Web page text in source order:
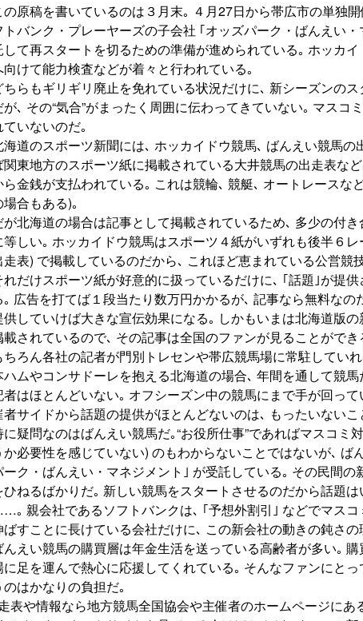
原稿を書いているのは３月末｡ ４月27日から帯広市の単独
トバンク・プレーヤーズの子会社 ｢オッズパーク・ばんえい
して再スタートを切るための準備が進められている｡ ホッカ
向けて能力検査などが着々と行われている｡
らもギリギリ廃止を免れている状況だけに､ 新シーズンの
が､ その“気合”がまったく周囲に伝わってきていない｡ マスコ
ていないのだ｡
道のスポーツ新聞には､ ホッカイドウ競馬､ ばんえい競馬の
関東地方のスポーツ紙に掲載されている大井競馬の出走表な
ら金銭が支払われている｡ これは競輪､ 競艇､ オートレースな
場合もある)｡
北海道の場合は記事として掲載されているため､ 多少の付
等しい｡ ホッカイドウ競馬はスポーツ４紙がいずれも後半６
走表) で掲載しているのだから､ これほど恵まれている公営競
だけスポーツ紙が好意的に扱っているだけに､ ｢話題｣が提
｡ 広告を打てば１段当たり数万円かかるが､ 記事なら無料なの
供していけば大きな宣伝効果になる｡ しかもいまは北海道版
載されているので､ その記事は全国のファンが見ることができ
ろん各社の記者が門別トレセンや帯広競馬場に常駐してい
ハムやコンサドーレを抱える北海道の場合､ 年間を通して競
者はほとんどいない｡ オフシーズン中の競馬にまで手が回っ
者サイドから話題の提供がほとんどないのは､ もったいない
疑問なのはばんえい競馬だ｡“お役所仕事”であればマスコミ
か必要性を感じていない) のもわからないことではないが､ ば
ーク・ばんえい・マネジメント｣ が受託している｡ その民間
ひねるばかりだ｡ 新しい競馬をスタートさせるのだから話題
｡ 親会社であるソフトバンクは､ ｢予想外割引｣ などでマス
ばすことに長けている会社だけに､ この新会社の動きの鈍さ
えい競馬の購買層は年金生活を送っている高齢者が多い｡
に足を運んで熱心に応援してくれている｡ そんなファンにと
のはかなりの負担だ｡
表や情報なら地方競馬全国協会や主催者のホームページにあ